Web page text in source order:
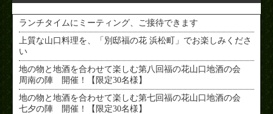
ランチタイムにミーティング、ご接待できます
上質な山口料理を、「別邸福の花 浜松町」でお楽しみくださ
い
地の物と地酒を合わせて楽しむ第八回福の花山口地酒の会
周南の陣 開催！【限定30名様】
地の物と地酒を合わせて楽しむ第七回福の花山口地酒の会
七夕の陣 開催！【限定30名様】